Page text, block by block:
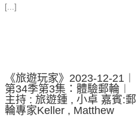
[...]
《旅遊玩家》2023-12-21︱
第34季第3集：體驗郵輪︱
主持 : 旅遊鍾 , 小卓 嘉賓:郵
輪專家Keller , Matthew